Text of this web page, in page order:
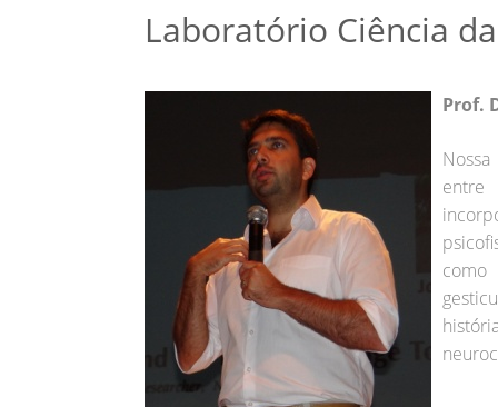
Laboratório Ciência
Prof.
entre